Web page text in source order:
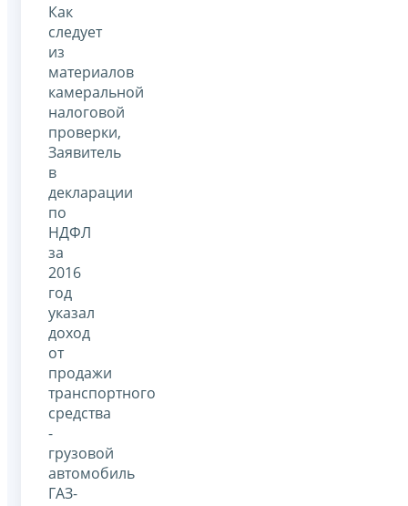
Как
следует
из
материалов
камеральной
налоговой
проверки,
Заявитель
в
декларации
по
НДФЛ
за
2016
год
указал
доход
от
продажи
транспортного
средства
-
грузовой
автомобиль
ГАЗ-